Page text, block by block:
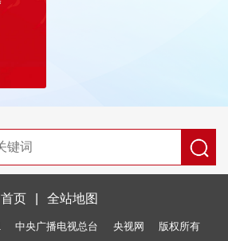
首页 全站地图
中央广播电视总台 央视网 版权所有